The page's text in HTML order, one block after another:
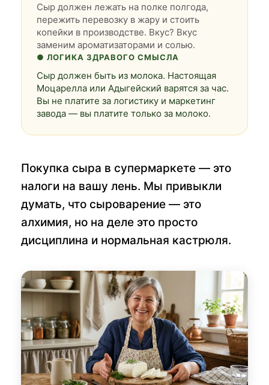
Сыр должен лежать на полке полгода,
пережить перевозку в жару и стоить
копейки в производстве. Вкус? Вкус
заменим ароматизаторами и солью.
● ЛОГИКА ЗДРАВОГО СМЫСЛА
Сыр должен быть из молока. Настоящая
Моцарелла или Адыгейский варятся за час.
Вы не платите за логистику и маркетинг
завода — вы платите только за молоко.
Покупка сыра в супермаркете — это
налоги на вашу лень. Мы привыкли
думать, что сыроварение — это
алхимия, но на деле это просто
дисциплина и нормальная кастрюля.